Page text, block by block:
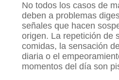
No todos los casos de
deben a problemas
señales que hacen
origen. La repetición de
comidas, la sensación
diaria o el
momentos del día son